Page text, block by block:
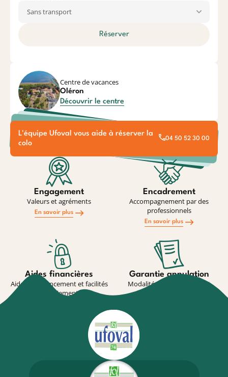
Réserver
Centre de vacances
Oléron
Découvrir le centre
L'équipe Ufoval vous aide à réserver la
colo
04 50 52 30 00
Engagement
Valeurs et agréments
En savoir plus
Encadrement
Accompagnement par des
professionnels
En savoir plus
Aides financières
Aides au financement et facilités
de paiement
Garantie annulation
Modalité de souscription et